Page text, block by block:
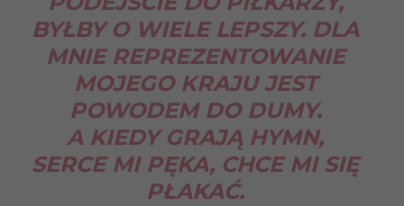
BYŁBY O WIELE LEPSZY. DLA
MNIE REPREZENTOWANIE
MOJEGO KRAJU JEST
POWODEM DO DUMY.
A KIEDY GRAJĄ HYMN,
SERCE MI PĘKA, CHCE MI SIĘ
PŁAKAĆ.